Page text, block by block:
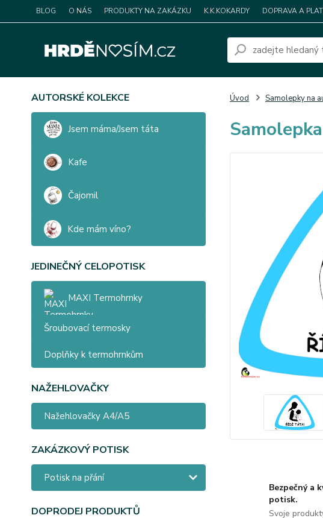
BLOG O NÁS PRODUKTY NA ZAKÁZKU K.K.KOKARDY DOPRAVA A
AUTORSKÉ KOLEKCE
Jsem máma/Jsem táta
Kafe
Čajomil
Kde mám víno?
JEDINEČNÝ CELOPOTISK
MAXI Termohrnky
Šroubovací termosky
Doplňky k termohrnkům
NAŽEHLOVAČKY
Nažehlovačky A4/A5
ZAKÁZKOVÝ POTISK
Potisk na přání
DOPRODEJ PRODUKTŮ
Úvod Samolepky na
Bezpečný a
potisk.
Svoje